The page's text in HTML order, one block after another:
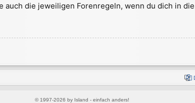
die jeweiligen Forenregeln, wenn du dich in
© 1997-2026 by Island - einfach anders!